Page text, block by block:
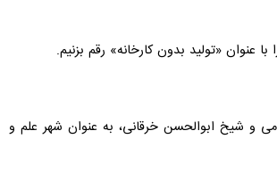
«تولید بدون کارخانه» رقم بزنیم.